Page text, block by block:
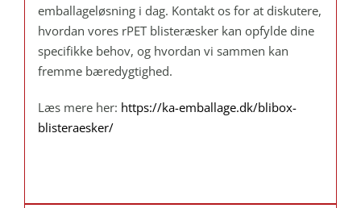
emballageløsning i dag. Kontakt os for at diskutere,
hvordan vores rPET blisteræsker kan opfylde dine
specifikke behov, og hvordan vi sammen kan
fremme bæredygtighed.
Læs mere her: https://ka-emballage.dk/blibox-
blisteraesker/